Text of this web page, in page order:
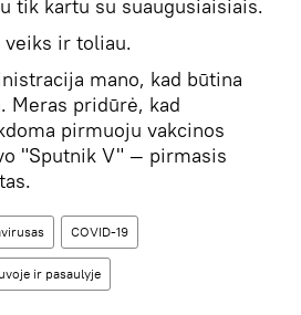
tik kartu su suaugusiaisiais.
veiks ir toliau.
mano, kad būtina
Meras pridūrė, kad
pirmuoju vakcinos
"Sputnik V" — pirmasis
COVID-19
ir pasaulyje